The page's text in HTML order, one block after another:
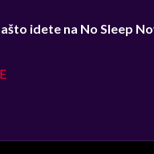
idete na No Sleep